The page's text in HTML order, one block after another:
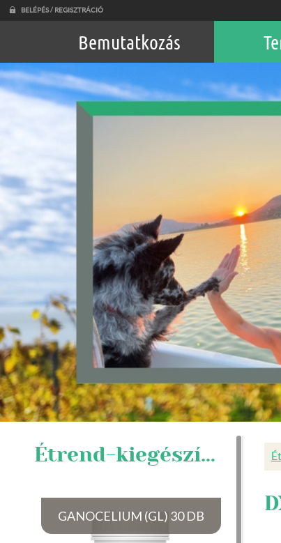
BELÉPÉS / REGISZTRÁCIÓ
Bemutatkozás
Étrend-kiegészítők
GANOCELIUM (GL) 30 DB